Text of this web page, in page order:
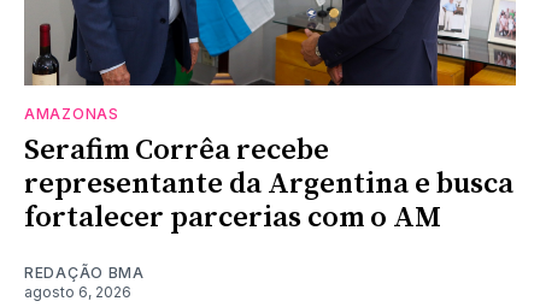
AMAZONAS
Serafim Corrêa recebe
representante da Argentina e busca
fortalecer parcerias com o AM
REDAÇÃO BMA
agosto 6, 2026